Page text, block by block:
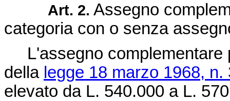
Art. 2. Assegno
categoria con o senza
L'assegno complementare
della legge 18 marzo 1968, n.
elevato da L. 540.000 a L.